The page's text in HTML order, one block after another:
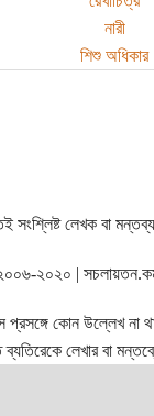
নারী
শিশু অধিকার
সংশ্লিষ্ট লেখক বা
২০২০ |
কোন উল্লেখ না
লেখার বা